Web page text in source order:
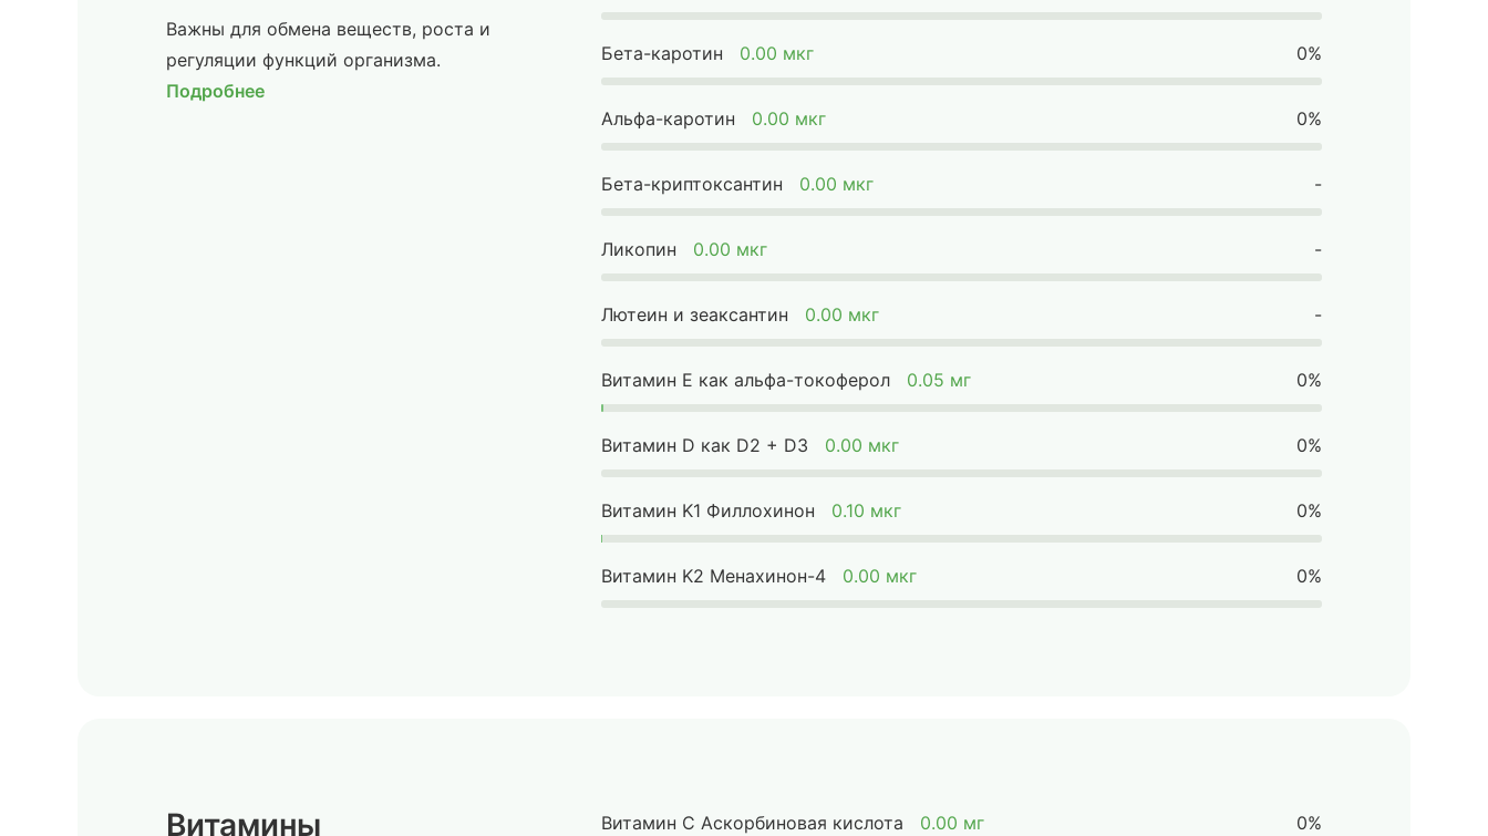
Важны для обмена веществ, роста и
регуляции функций организма.
Подробнее
Бета-каротин 0.00 мкг 0%
Альфа-каротин 0.00 мкг 0%
Бета-криптоксантин 0.00 мкг -
Ликопин 0.00 мкг -
Лютеин и зеаксантин 0.00 мкг -
Витамин Е как альфа-токоферол 0.05 мг 0%
Витамин D как D2 + D3 0.00 мкг 0%
Витамин K1 Филлохинон 0.10 мкг 0%
Витамин K2 Менахинон-4 0.00 мкг 0%
Витамины Витамин C Аскорбиновая кислота 0.00 мг 0%